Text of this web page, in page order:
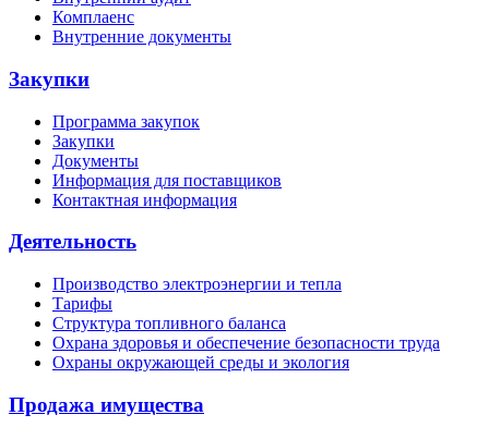
Комплаенс
Внутренние документы
Закупки
Программа закупок
Закупки
Документы
Информация для поставщиков
Контактная информация
Деятельность
Производство электроэнергии и тепла
Тарифы
Структура топливного баланса
Охрана здоровья и обеспечение безопасности труда
Охраны окружающей среды и экология
Продажа имущества